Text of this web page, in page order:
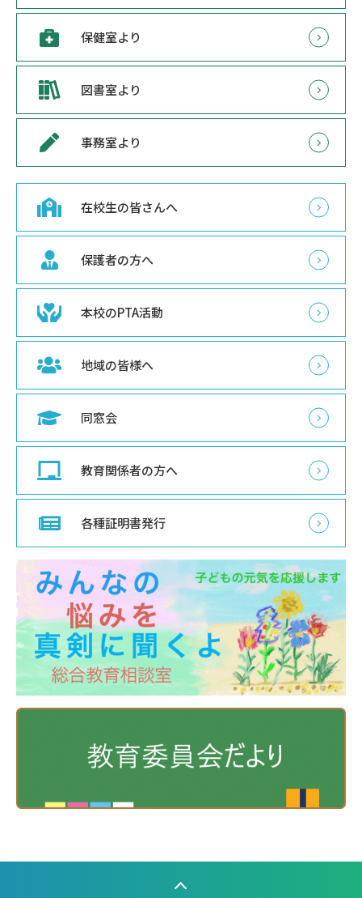
保健室より
図書室より
事務室より
在校生の皆さんへ
保護者の方へ
本校のPTA活動
地域の皆様へ
同窓会
教育関係者の方へ
各種証明書発行